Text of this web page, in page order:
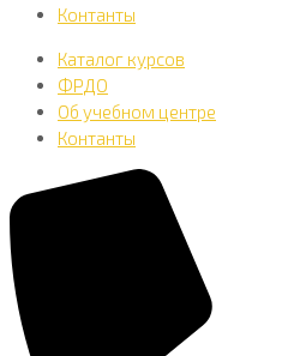
Контанты
Каталог курсов
ФРДО
Об учебном центре
Контанты